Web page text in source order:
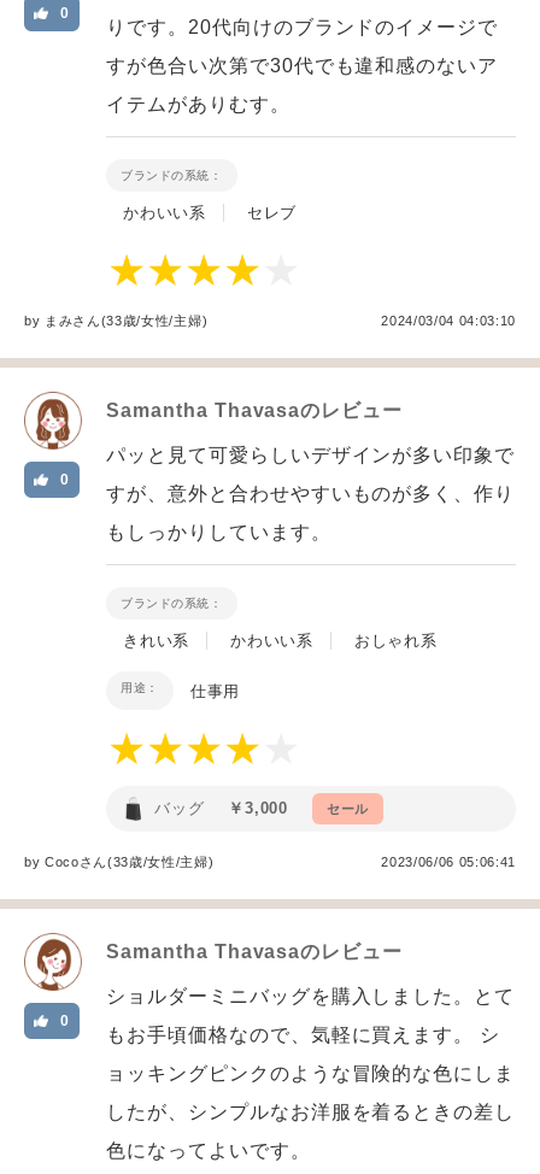
0
りです。20代向けのブランドのイメージで
すが色合い次第で30代でも違和感のないア
イテムがありむす。
ブランドの系統：
かわいい系 セレブ
by まみさん(33歳/女性/主婦) 2024/03/04 04:03:10
Samantha Thavasaのレビュー
0
パッと見て可愛らしいデザインが多い印象で
すが、意外と合わせやすいものが多く、作り
もしっかりしています。
ブランドの系統：
きれい系 かわいい系 おしゃれ系
用途： 仕事用
バッグ ￥3,000 セール
byCocoさん(33歳/女性/主婦) 2023/06/06 05:06:41
Samantha Thavasaのレビュー
0
ショルダーミニバッグを購入しました。とて
もお手頃価格なので、気軽に買えます。 シ
ョッキングピンクのような冒険的な色にしま
したが、シンプルなお洋服を着るときの差し
色になってよいです。